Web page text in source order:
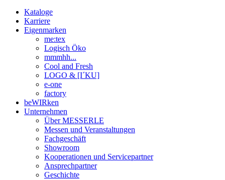
Kataloge
Karriere
Eigenmarken
me:tex
Logisch Öko
mmmhh...
Cool and Fresh
LOGO & [I´KU]
e-one
factory
beWIRken
Unternehmen
Über MESSERLE
Messen und Veranstaltungen
Fachgeschäft
Showroom
Kooperationen und Servicepartner
Ansprechpartner
Geschichte